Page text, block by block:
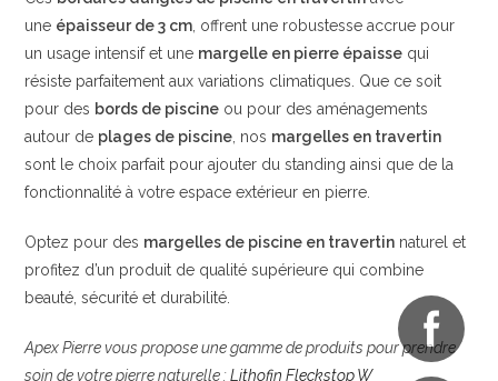
une épaisseur de 3 cm, offrent une robustesse accrue pour
un usage intensif et une margelle en pierre épaisse qui
résiste parfaitement aux variations climatiques. Que ce soit
pour des bords de piscine ou pour des aménagements
autour de plages de piscine, nos margelles en travertin
sont le choix parfait pour ajouter du standing ainsi que de la
fonctionnalité à votre espace extérieur en pierre.
Optez pour des margelles de piscine en travertin naturel et
profitez d’un produit de qualité supérieure qui combine
beauté, sécurité et durabilité.
Apex Pierre vous propose une gamme de produits pour prendre
soin de votre pierre naturelle :Lithofin Fleckstop W